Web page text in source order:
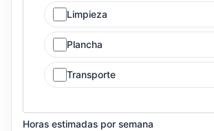
Limpieza
Plancha
Transporte
Horas estimadas por semana